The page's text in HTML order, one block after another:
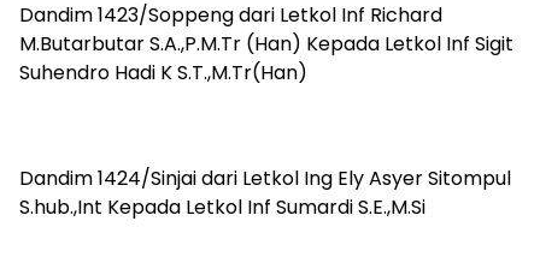
Dandim 1423/Soppeng dari Letkol Inf Richard
M.Butarbutar S.A.,P.M.Tr (Han) Kepada Letkol Inf Sigit
Suhendro Hadi K S.T.,M.Tr(Han)
Dandim 1424/Sinjai dari Letkol Ing Ely Asyer Sitompul
S.hub.,Int Kepada Letkol Inf Sumardi S.E.,M.Si